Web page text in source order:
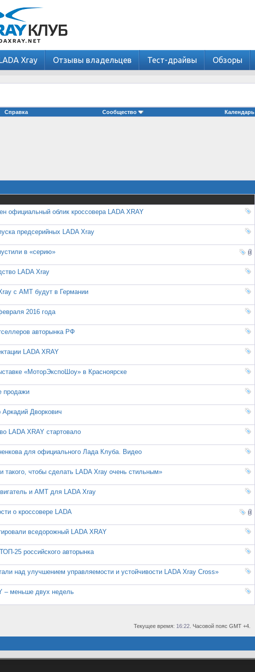
Xray Отзывы владельцев Тест-драйвы Обзоры
Справка Сообщество Календарь
официальный облик кроссовера LADA XRAY
предсерийных LADA Xray
в «серию»
LADA Xray
с АМТ будут в Германии
2016 года
авторынка РФ
LADA XRAY
«МоторЭкспоШоу» в Красноярске
продажи
Аркадий Дворкович
LADA XRAY стартовало
для официального Лада Клуба. Видео
чтобы сделать LADA Xray очень стильным»
и АМТ для LADA Xray
о кроссовере LADA
вседорожный LADA XRAY
25 российского авторынка
над улучшением управляемости и устойчивости LADA Xray Cross»
– меньше двух недель
Текущее время: 16:22 . Часовой пояс GMT +4.